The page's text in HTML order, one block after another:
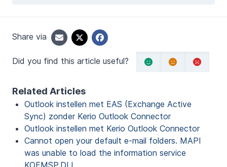
Share via
Did you find this article useful?
Related Articles
Outlook instellen met EAS (Exchange Active
Sync) zonder Kerio Outlook Connector
Outlook instellen met Kerio Outlook Connector
Cannot open your default e-mail folders. MAPI
was unable to load the information service
KOFMSP.DLL.